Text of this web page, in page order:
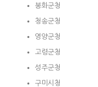
봉화군청
청송군청
영양군청
고령군청
성주군청
구미시청